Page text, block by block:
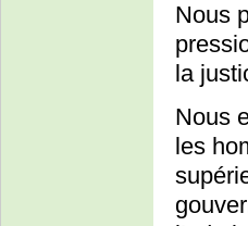
Nous
la
Nous
les